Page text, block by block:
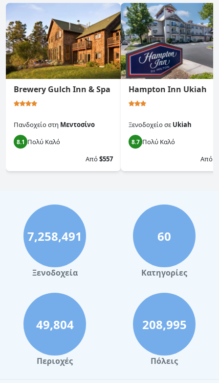
Brewery Gulch Inn & Spa
Πανδοχείοστη Μεντοσίνο
8.1 Πολύ Καλό
Από$557
Hampton Inn Ukiah
Ξενοδοχείοσε Ukiah
8.7 Πολύ Καλό
Από
7,258,491
Ξενοδοχεία
60
Κατηγορίες
49,804
Περιοχές
208,995
Πόλεις